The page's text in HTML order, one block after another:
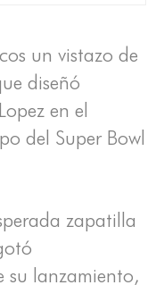
un vistazo de
diseñó
en el
del Super Bowl
zapatilla
su lanzamiento,